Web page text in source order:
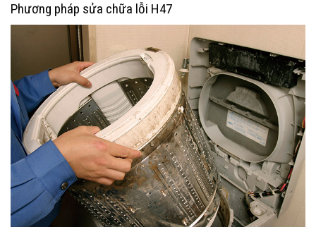
Phương pháp sửa chữa lỗi H47